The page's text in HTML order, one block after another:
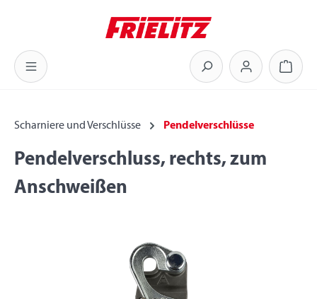
Zum Hauptinhalt springen
Scharniere und Verschlüsse Pendelverschlüsse
Pendelverschluss, rechts, zum
Anschweißen
Bildergalerie überspringen